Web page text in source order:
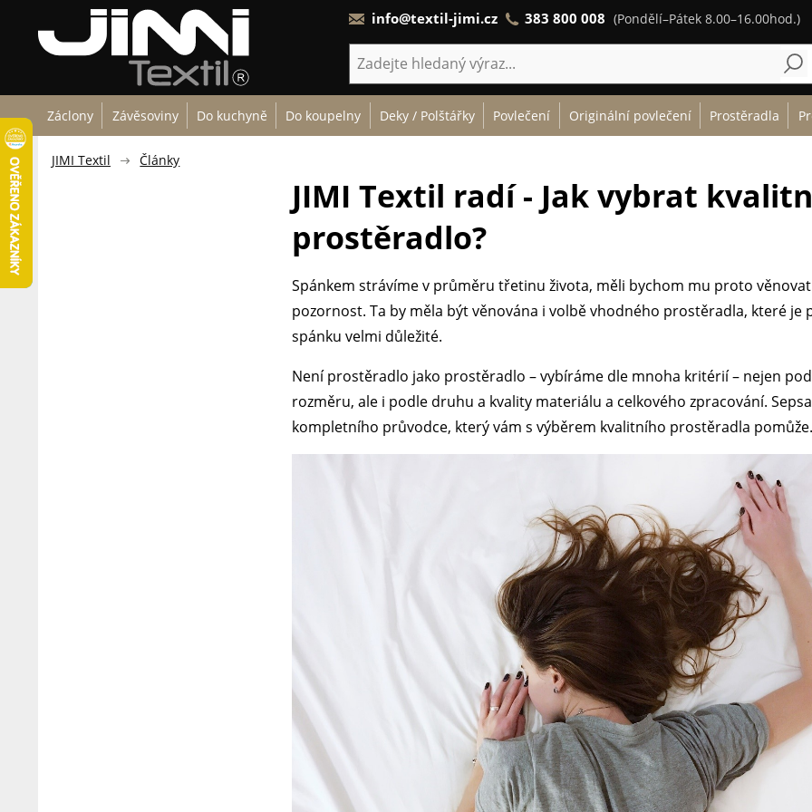
info@textil-jimi.cz 383 800 008 (Pondělí–Pátek 8.00–16.00hod.)
Záclony Závěsoviny Do kuchyně Do koupelny Deky / Polštářky Povlečení Originální povlečení Prostěradla
JIMI Textil Články
JIMI Textil radí - Jak vybrat
prostěradlo?
Spánkem strávíme v průměru třetinu života, měli bychom mu proto
pozornost. Ta by měla být věnována i volbě vhodného prostěradla, které je
spánku velmi důležité.
Není prostěradlo jako prostěradlo – vybíráme dle mnoha kritérií – nejen
rozměru, ale i podle druhu a kvality materiálu a celkového zpracování.
kompletního průvodce, který vám s výběrem kvalitního prostěradla pomůže.